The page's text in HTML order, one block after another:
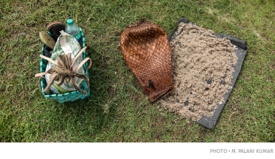
PHOTO • M. PALANI KUMAR